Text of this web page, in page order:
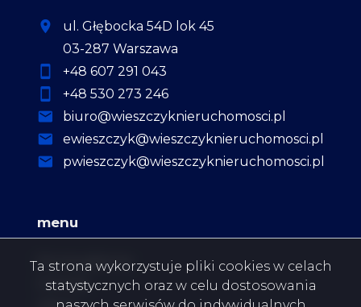
ul. Głębocka 54D lok 45
03-287 Warszawa
+48 607 291 043
+48 530 273 246
biuro@wieszczyknieruchomosci.pl
ewieszczyk@wieszczyknieruchomosci.pl
pwieszczyk@wieszczyknieruchomosci.pl
menu
Strona główna
O firmie
Ta strona wykorzystuje pliki cookies w celach
statystycznych oraz w celu dostosowania